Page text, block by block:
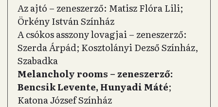
Az ajtó – zeneszerző: Matisz Flóra Lili;
Örkény István Színház
A csókos asszony lovagjai – zeneszerző:
Szerda Árpád; Kosztolányi Dezső Színház,
Szabadka
Melancholy rooms – zeneszerző:
Bencsik Levente, Hunyadi Máté;
Katona József Színház